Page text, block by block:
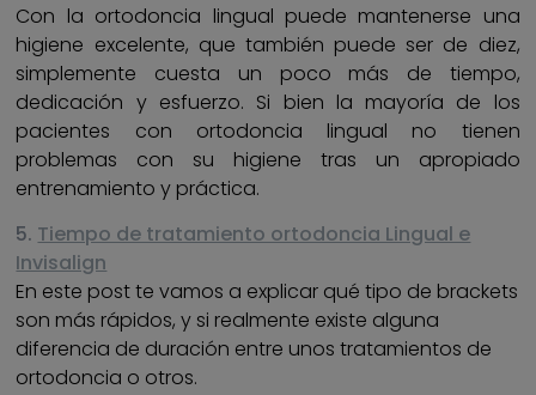
Con la ortodoncia lingual puede mantenerse una
higiene excelente, que también puede ser de diez,
simplemente cuesta un poco más de tiempo,
dedicación y esfuerzo. Si bien la mayoría de los
pacientes con ortodoncia lingual no tienen
problemas con su higiene tras un apropiado
entrenamiento y práctica.
5. Tiempo de tratamiento ortodoncia Lingual e
Invisalign
En este post te vamos a explicar qué tipo de brackets
son más rápidos, y si realmente existe alguna
diferencia de duración entre unos tratamientos de
ortodoncia o otros.